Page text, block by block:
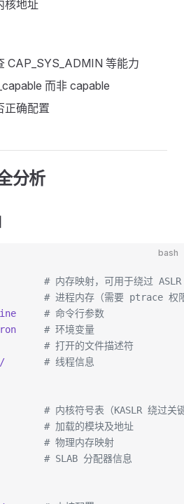
核地址
CAP_SYS_ADMIN 等能力
而非 capable
正确配置
分析
bash
        # 内存映射，可用于绕过 ASLR
# 进程内存（需要 ptrace 权
     # 命令行参数
     # 环境变量
# 打开的文件描述符
       # 线程信息
# 内核符号表（KASLR 绕过关
# 加载的模块及地址
# 物理内存映射
# SLAB 分配器信息